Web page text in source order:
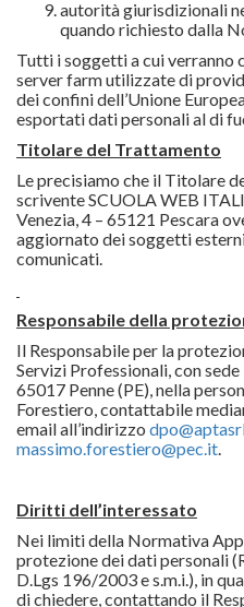
autorità giurisdizionali
quando richiesto dalla
Tutti i soggetti a cui verranno
server farm utilizzate di
dei confini dell’Unione
esportati dati personali al di
Titolare del Trattamento
Le precisiamo che il Titolare
scrivente SCUOLA WEB
Venezia, 4 – 65121 Pescara
aggiornato dei soggetti
comunicati.
Responsabile della
Il Responsabile per la
Servizi Professionali, con sede
65017 Penne (PE), nella
Forestiero, contattabile
email all’indirizzo
massimo.forestiero@pec.it.
Diritti dell’interessato
Nei limiti della Normativa
protezione dei dati personali
D.Lgs 196/2003 e s.m.i.), in
di chiedere, contattando il